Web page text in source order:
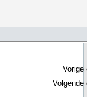
Vorige
Volgende